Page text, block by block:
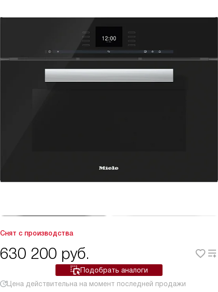
Снят с производства
630 200 руб.
Подобрать аналоги
Цена действительна на момент последней продажи